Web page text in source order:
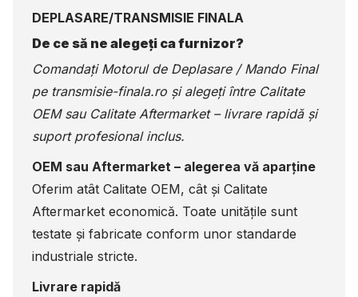
DEPLASARE/TRANSMISIE FINALA
De ce să ne alegeți ca furnizor?
Comandați Motorul de Deplasare / Mando Final
pe transmisie-finala.ro și alegeți între Calitate
OEM sau Calitate Aftermarket – livrare rapidă și
suport profesional inclus.
OEM sau Aftermarket – alegerea vă aparține
Oferim atât Calitate OEM, cât și Calitate
Aftermarket economică. Toate unitățile sunt
testate și fabricate conform unor standarde
industriale stricte.
Livrare rapidă